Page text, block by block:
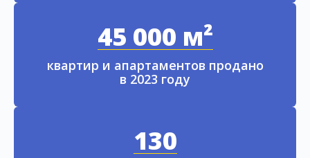
45 000 м²
квартир и апартаментов продано
в 2023 году
130